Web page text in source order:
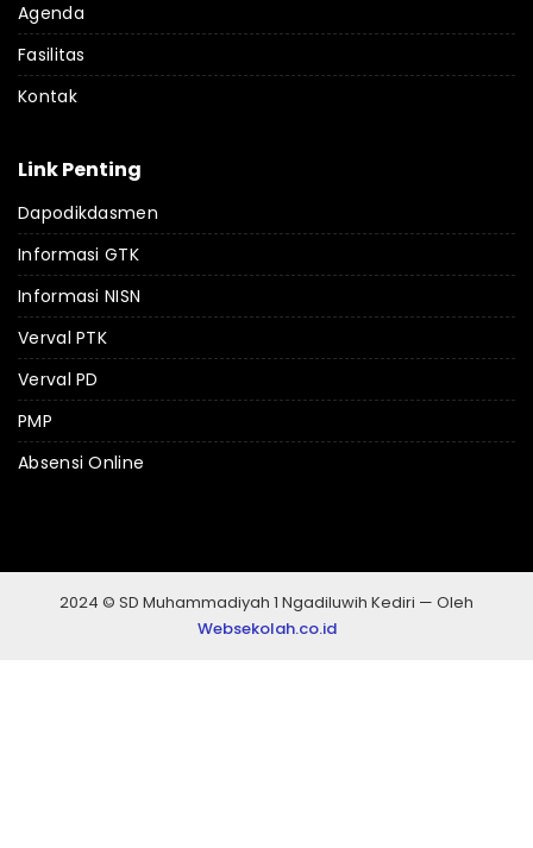
Agenda
Fasilitas
Kontak
Link Penting
Dapodikdasmen
Informasi GTK
Informasi NISN
Verval PTK
Verval PD
PMP
Absensi Online
2024 © SD Muhammadiyah 1 Ngadiluwih Kediri — Oleh
Websekolah.co.id